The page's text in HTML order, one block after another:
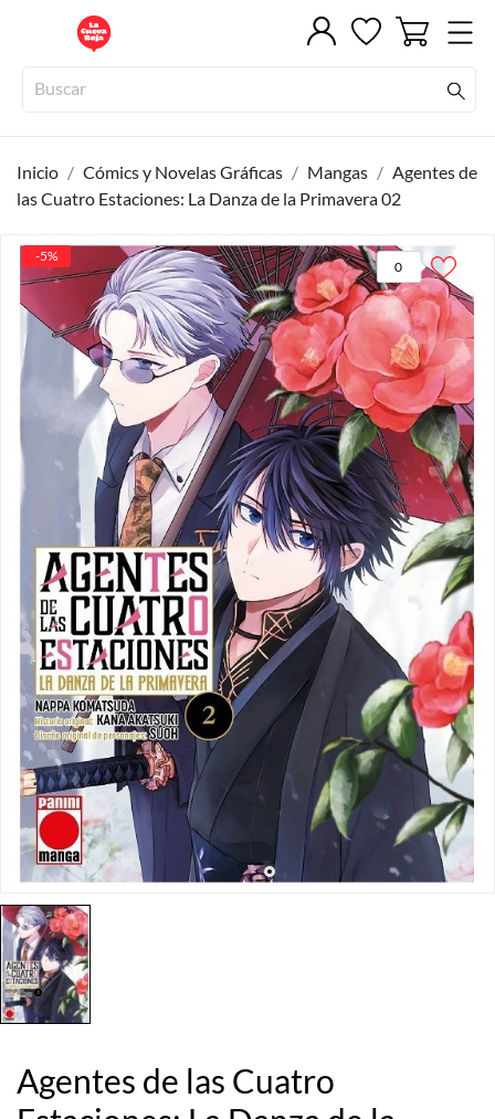
Inicio Cómics y Novelas Gráficas Mangas
Agentes de
las Cuatro Estaciones: La Danza de la Primavera 02
0
-5%
Agentes de las Cuatro